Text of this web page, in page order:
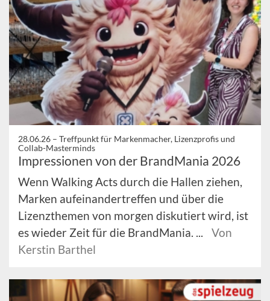
28.06.26 – Treffpunkt für Markenmacher, Lizenzprofis und
Collab-Masterminds
Impressionen von der BrandMania 2026
Wenn Walking Acts durch die Hallen ziehen,
Marken aufeinandertreffen und über die
Lizenzthemen von morgen diskutiert wird, ist
es wieder Zeit für die BrandMania. ...
Von
Kerstin Barthel